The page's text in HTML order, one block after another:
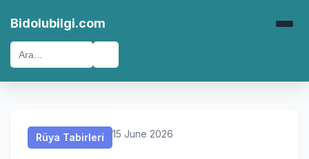
Bidolubilgi.com
Rüya Tabirleri 15 June 2026
Rüya Tabirleri
Rüya Tabirleri
Rüya Tabirleri
Rüya Tabirleri